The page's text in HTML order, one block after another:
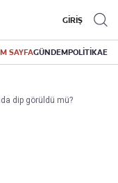
GİRİŞ
SAYFAGÜNDEMPOLİTİKA
dip görüldü mü?